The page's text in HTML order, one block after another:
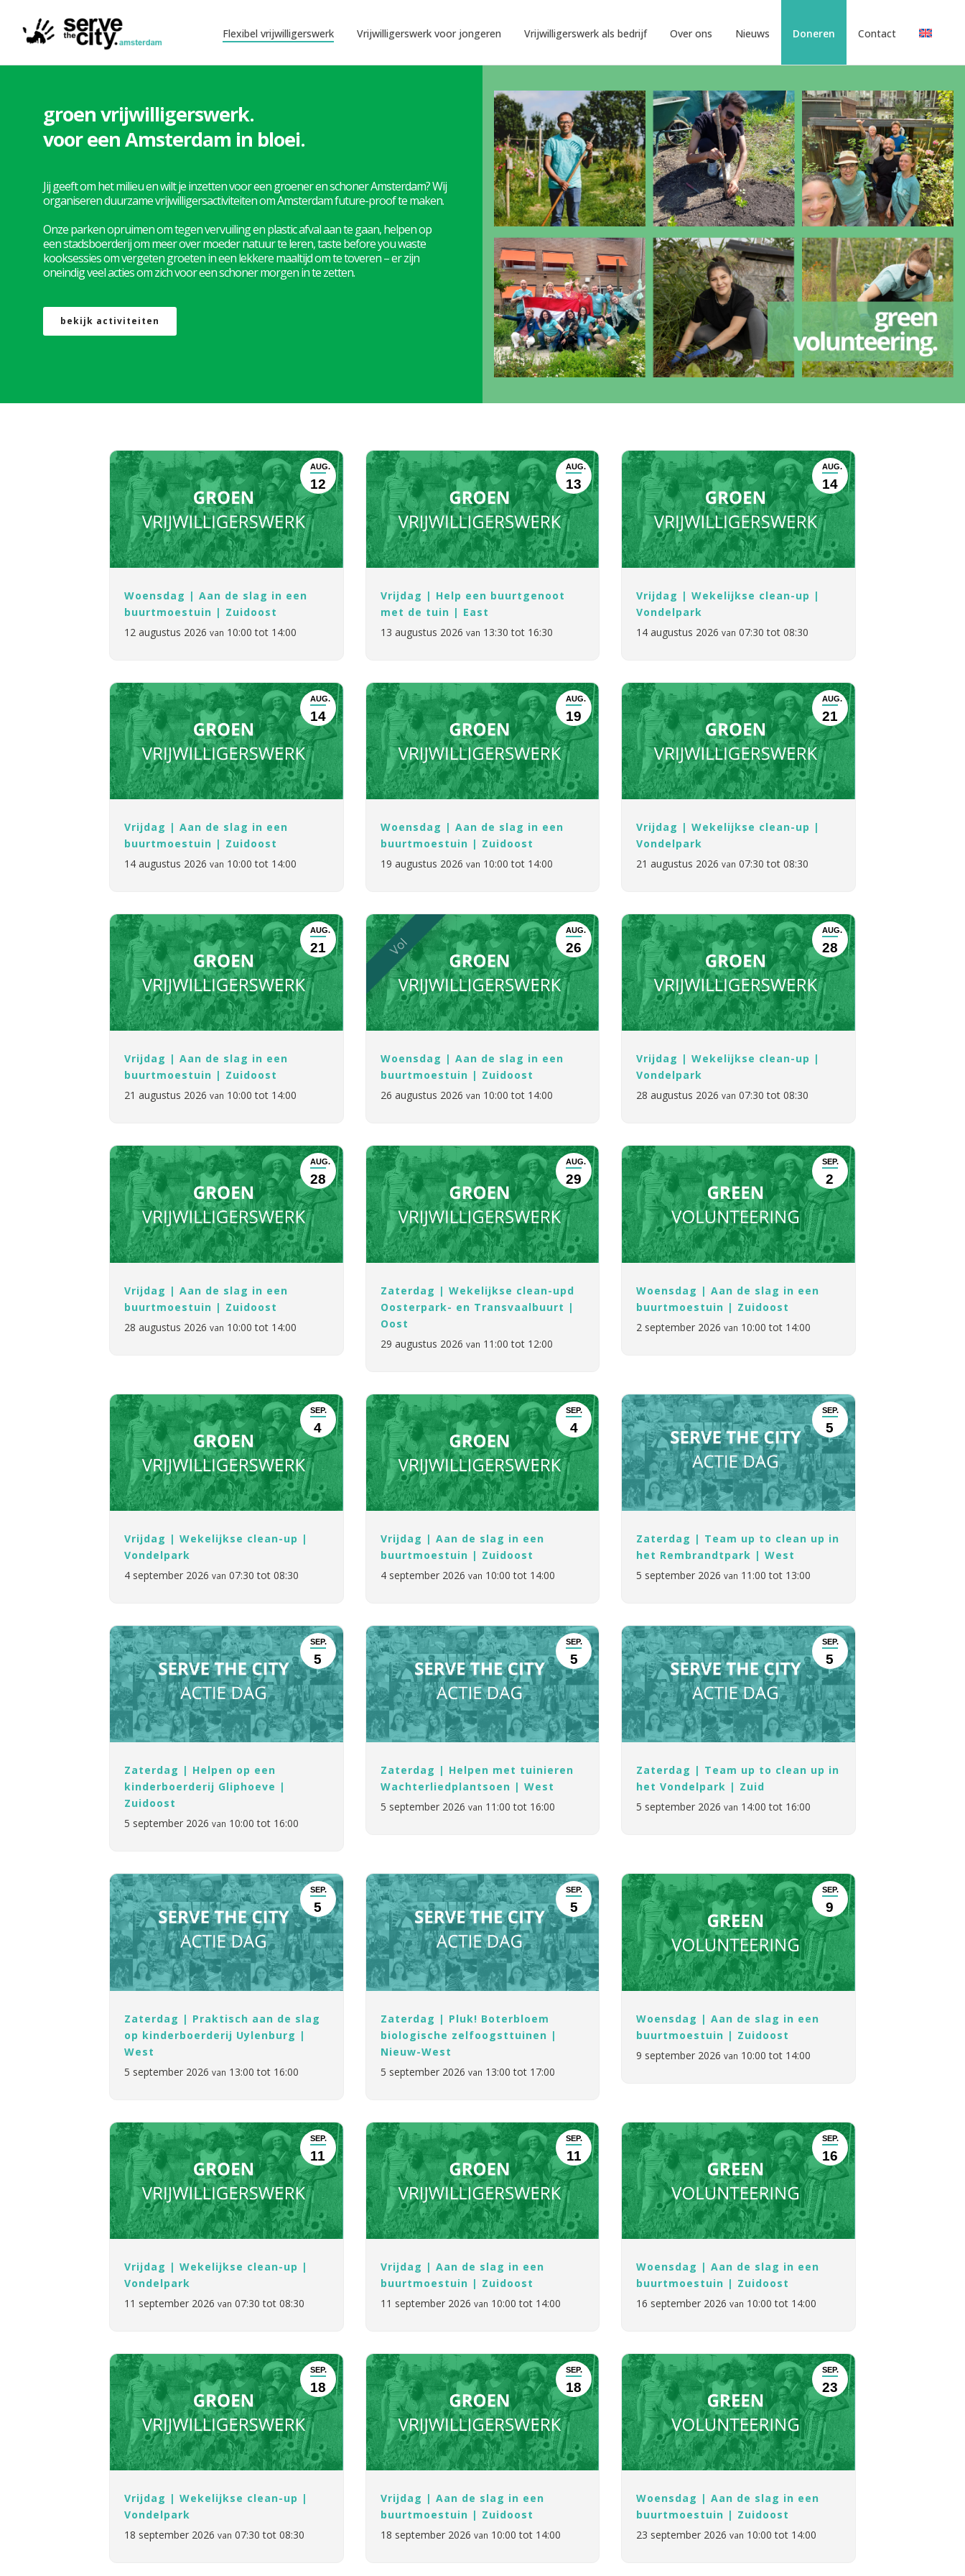
Flexibel vrijwilligerswerk Vrijwilligerswerk voor jongeren Vrijwilligerswerk als bedrijf Over ons Nieuws Doneren Contact
groen vrijwilligerswerk.
voor een Amsterdam in bloei.
Jij geeft om het milieu en wilt je inzetten voor een groener en schoner Amsterdam? Wij
organiseren duurzame vrijwilligersactiviteiten om Amsterdam future-proof te maken.
Onze parken opruimen om tegen vervuiling en plastic afval aan te gaan, helpen op
een stadsboerderij om meer over moeder natuur te leren, taste before you waste
kooksessies om vergeten groeten in een lekkere maaltijd om te toveren – er zijn
oneindig veel acties om zich voor een schoner morgen in te zetten.
bekijk activiteiten
AUG.
12
Woensdag | Aan de slag in een
buurtmoestuin | Zuidoost
12 augustus 2026 van 10:00 tot 14:00
AUG.
13
Vrijdag | Help een buurtgenoot
met de tuin | East
13 augustus 2026 van 13:30 tot 16:30
AUG.
14
Vrijdag | Wekelijkse clean-up |
Vondelpark
14 augustus 2026van 07:30 tot 08:30
AUG.
14
Vrijdag | Aan de slag in een
buurtmoestuin | Zuidoost
14 augustus 2026 van 10:00 tot 14:00
AUG.
19
Woensdag | Aan de slag in een
buurtmoestuin | Zuidoost
19 augustus 2026 van 10:00 tot 14:00
AUG.
21
Vrijdag | Wekelijkse clean-up |
Vondelpark
21 augustus 2026van 07:30 tot 08:30
AUG.
21
Vrijdag | Aan de slag in een
buurtmoestuin | Zuidoost
21 augustus 2026 van 10:00 tot 14:00
AUG.
26
Vol
Woensdag | Aan de slag in een
buurtmoestuin | Zuidoost
26 augustus 2026 van 10:00 tot 14:00
AUG.
28
Vrijdag | Wekelijkse clean-up |
Vondelpark
28 augustus 2026van 07:30 tot 08:30
AUG.
28
Vrijdag | Aan de slag in een
buurtmoestuin | Zuidoost
28 augustus 2026 van 10:00 tot 14:00
AUG.
29
Zaterdag | Wekelijkse clean-upd
Oosterpark- en Transvaalbuurt |
Oost
29 augustus 2026 van 11:00 tot 12:00
SEP.
2
Woensdag | Aan de slag in een
buurtmoestuin | Zuidoost
2 september 2026van 10:00 tot 14:00
SEP.
4
Vrijdag | Wekelijkse clean-up |
Vondelpark
4 september 2026 van 07:30 tot 08:30
SEP.
4
Vrijdag | Aan de slag in een
buurtmoestuin | Zuidoost
4 september 2026 van 10:00 tot 14:00
SEP.
5
Zaterdag | Team up to clean up in
het Rembrandtpark | West
5 september 2026van 11:00 tot 13:00
SEP.
5
Zaterdag | Helpen op een
kinderboerderij Gliphoeve |
Zuidoost
5 september 2026 van 10:00 tot 16:00
SEP.
5
Zaterdag | Helpen met tuinieren
Wachterliedplantsoen | West
5 september 2026 van 11:00 tot 16:00
SEP.
5
Zaterdag | Team up to clean up in
het Vondelpark | Zuid
5 september 2026van 14:00 tot 16:00
SEP.
5
Zaterdag | Praktisch aan de slag
op kinderboerderij Uylenburg |
West
5 september 2026 van 13:00 tot 16:00
SEP.
5
Zaterdag | Pluk! Boterbloem
biologische zelfoogsttuinen |
Nieuw-West
5 september 2026 van 13:00 tot 17:00
SEP.
9
Woensdag | Aan de slag in een
buurtmoestuin | Zuidoost
9 september 2026van 10:00 tot 14:00
SEP.
11
Vrijdag | Wekelijkse clean-up |
Vondelpark
11 september 2026 van 07:30 tot 08:30
SEP.
11
Vrijdag | Aan de slag in een
buurtmoestuin | Zuidoost
11 september 2026 van 10:00 tot 14:00
SEP.
16
Woensdag | Aan de slag in een
buurtmoestuin | Zuidoost
16 september 2026van 10:00 tot 14:00
SEP.
18
Vrijdag | Wekelijkse clean-up |
Vondelpark
18 september 2026 van 07:30 tot 08:30
SEP.
18
Vrijdag | Aan de slag in een
buurtmoestuin | Zuidoost
18 september 2026 van 10:00 tot 14:00
SEP.
23
Woensdag | Aan de slag in een
buurtmoestuin | Zuidoost
23 september 2026van 10:00 tot 14:00